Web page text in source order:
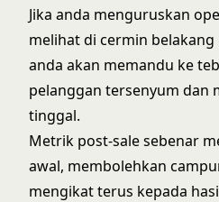
Jika anda menguruskan
melihat di cermin
anda akan memandu ke
pelanggan tersenyum dan
tinggal.
Metrik post-sale sebenar
awal, membolehkan
mengikat terus kepada